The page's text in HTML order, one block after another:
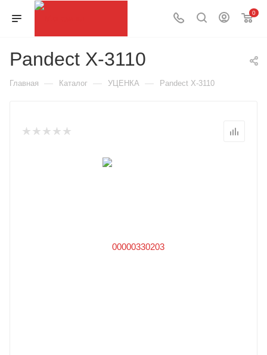
0
Pandect X-3110
Главная — Каталог — УЦЕНКА — Pandect X-3110